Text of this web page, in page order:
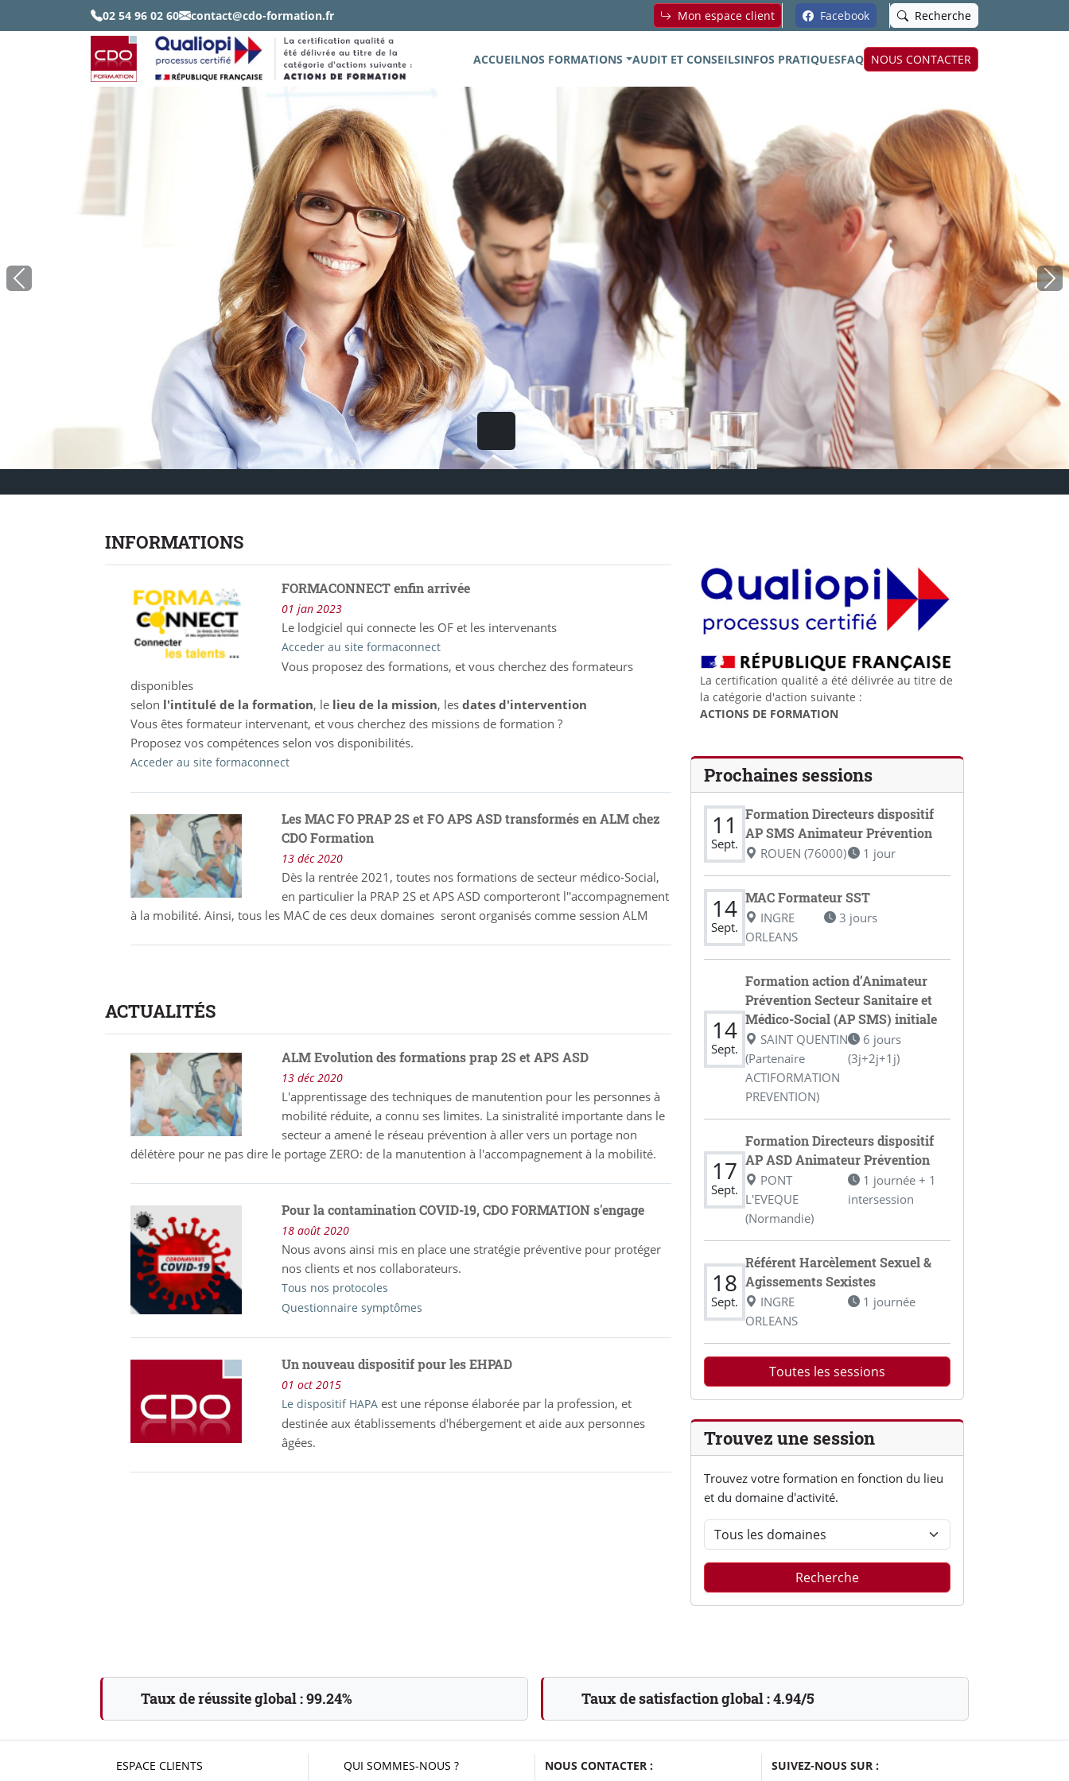
02 54 96 02 60 contact@cdo-formation.fr Mon espace client Facebook Recherche
ACCUEILNOS FORMATIONS AUDIT ET CONSEILSINFOS PRATIQUESFAQ NOUS CONTACTER
INFORMATIONS
FORMACONNECT enfin arrivée
01 jan 2023
Le lodgiciel qui connecte les OF et les intervenants
Acceder au site formaconnect
Vous proposez des formations, et vous cherchez des formateurs
disponibles
selon l'intitulé de la formation, le lieu de la mission, les dates d'intervention
Vous êtes formateur intervenant, et vous cherchez des missions de formation ?
Proposez vos compétences selon vos disponibilités.
Acceder au site formaconnect
Les MAC FO PRAP 2S et FO APS ASD transformés en ALM chez
CDO Formation
13 déc 2020
Dès la rentrée 2021, toutes nos formations de secteur médico-Social,
en particulier la PRAP 2S et APS ASD comporteront l''accompagnement
à la mobilité. Ainsi, tous les MAC de ces deux domaines seront organisés comme session ALM
ACTUALITÉS
ALM Evolution des formations prap 2S et APS ASD
13 déc 2020
L'apprentissage des techniques de manutention pour les personnes à
mobilité réduite, a connu ses limites. La sinistralité importante dans le
secteur a amené le réseau prévention à aller vers un portage non
délétère pour ne pas dire le portage ZERO: de la manutention à l'accompagnement à la mobilité.
Pour la contamination COVID-19, CDO FORMATION s'engage
18 août 2020
Nous avons ainsi mis en place une stratégie préventive pour protéger
nos clients et nos collaborateurs.
Tous nos protocoles
Questionnaire symptômes
Un nouveau dispositif pour les EHPAD
01 oct 2015
Le dispositif HAPA est une réponse élaborée par la profession, et
destinée aux établissements d'hébergement et aide aux personnes
âgées.
La certification qualité a été délivrée au titre de
la catégorie d'action suivante :
ACTIONS DE FORMATION
Prochaines sessions
11
Sept.
Formation Directeurs dispositif
AP SMS Animateur Prévention
ROUEN (76000) 1 jour
14
Sept.
MAC Formateur SST
INGRE
ORLEANS
3 jours
14
Sept.
Formation action d’Animateur
Prévention Secteur Sanitaire et
Médico-Social (AP SMS) initiale
SAINT QUENTIN
(Partenaire
ACTIFORMATION
PREVENTION)
6 jours
(3j+2j+1j)
17
Sept.
Formation Directeurs dispositif
AP ASD Animateur Prévention
PONT
L'EVEQUE
(Normandie)
1 journée + 1
intersession
18
Sept.
Référent Harcèlement Sexuel &
Agissements Sexistes
INGRE
ORLEANS
1 journée
Toutes les sessions
Trouvez une session
Trouvez votre formation en fonction du lieu
et du domaine d'activité.
Recherche
Taux de réussite global :99.24% Taux de satisfaction global :4.94/5
ESPACE CLIENTS QUI SOMMES-NOUS ? NOUS CONTACTER : SUIVEZ-NOUS SUR :